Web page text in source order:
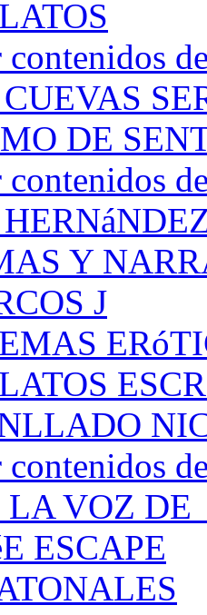
contenidos
DE
contenidos
Y
J
contenidos
LA VOZ DE
ESCAPE